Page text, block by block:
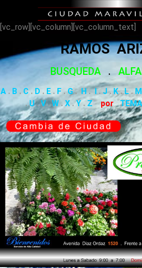
[vc_row][vc_column][vc_column_text]
RAMOS
BUSQUEDA .
A. B . C . D . E . F . G . H . I . J . K .L . M
.U .V .W .X .Y . Z por